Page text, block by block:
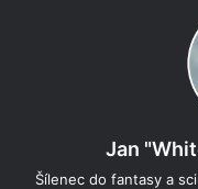
Jan
Šílenec do fantasy a